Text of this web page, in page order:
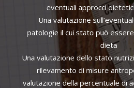
eventuali approcci
Una valutazione
patologie il cui stato può
dieta
Una valutazione dello stato
rilevamento di misure
valutazione della percentuale di